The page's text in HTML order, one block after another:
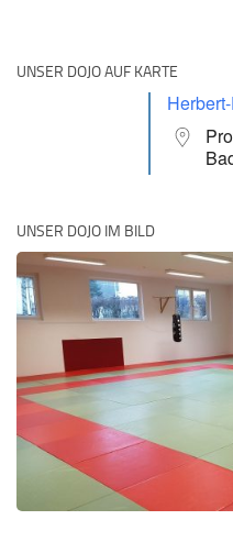
UNSER DOJO AUF KARTE
UNSER DOJO IM BILD